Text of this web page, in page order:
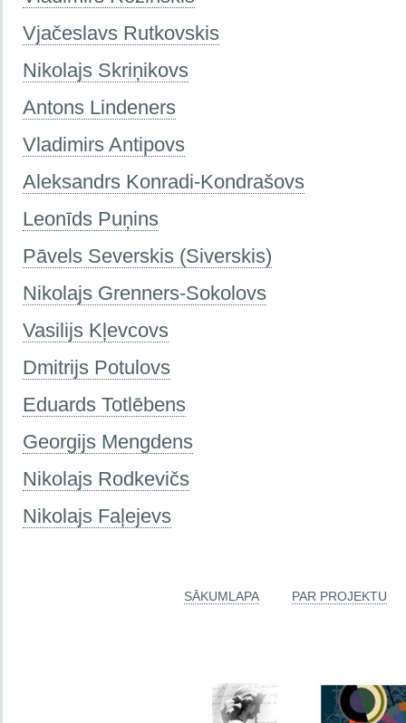
Vjačeslavs Rutkovskis
Nikolajs Skriņikovs
Antons Lindeners
Vladimirs Antipovs
Aleksandrs Konradi-Kondrašovs
Leonīds Puņins
Pāvels Severskis (Siverskis)
Nikolajs Grenners-Sokolovs
Vasilijs Kļevcovs
Dmitrijs Potulovs
Eduards Totlēbens
Georgijs Mengdens
Nikolajs Rodkevičs
Nikolajs Faļejevs
SĀKUMLAPA PAR PROJEKTU